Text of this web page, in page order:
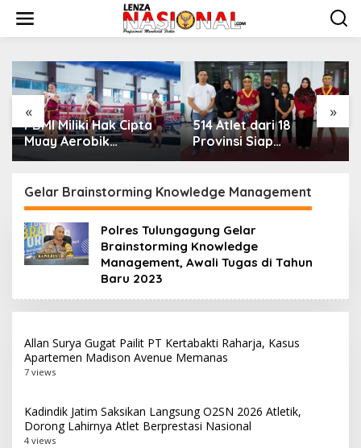
w
« »
PBMI Miliki Hak Cipta
Muay Aerobik
Nusantara, Perkuat
Muaythai Indonesia
514 Atlet dari 18
Provinsi Siap
Bertarung di Indonesia
Championship 2026 di
Bekasi
Gelar Brainstorming Knowledge Management
Polres Tulungagung Gelar
Brainstorming Knowledge
Management, Awali Tugas di Tahun
Baru 2023
Allan Surya Gugat Pailit PT Kertabakti Raharja, Kasus
Apartemen Madison Avenue Memanas
7 views
Kadindik Jatim Saksikan Langsung O2SN 2026 Atletik,
Dorong Lahirnya Atlet Berprestasi Nasional
4 views